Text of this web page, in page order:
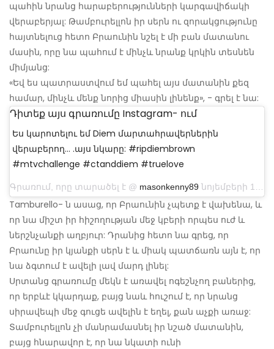
պահին նրանց հարաբերությունների կարգավիճակի
վերաբերյալ: Թամբուրելլոն իր սերն ու զորակցությունը
հայտնելուց հետո Բրաունին նշել է մի բան մատանու
մասին, որը նա պահում է մինչև նրանք կրկին տեսնեն
միմյանց:
«Եվ ես պատրաստվում եմ պահել այս մատանին քեզ
համար, մինչև մենք նորից միասին լինենք», - գրել է նա:
Դիտեք այս գրառումը Instagram- ում
Ես կարոտելու եմ Diem մարտահրավերներին
վերաբերող… .այս նկարը: #ripdiembrown
#mtvchallenge #ctanddiem #truelove
Գրառում, որը տարածել է @ masonkenny89 նոյեմբերի 15-ին, ժամը 11: 52-ին PST- ն
Tamburello- ն ասաց, որ Բրաունին չպետք է վախենա, և
որ նա միշտ իր հիշողության մեջ կբերի որպես ուժ և
ներշնչանքի աղբյուր: Դրանից հետո նա գրեց, որ
Բրաունը իր կյանքի սերն է և միակ պատճառն այն է, որ
նա ձգտում է ավելի լավ մարդ լինել:
Սրտանց գրառումը մեկն է առավել ոգեշնչող բաներից,
որ երբևէ կկարդաք, բայց նաև հուշում է, որ նրանց
սիրավեպի մեջ գուցե ավելին է եղել, քան աչքի առաջ:
Տամբուրելլոն չի մանրամասնել իր նշած մատանին,
բայց հնարավոր է, որ նա նկատի ունի